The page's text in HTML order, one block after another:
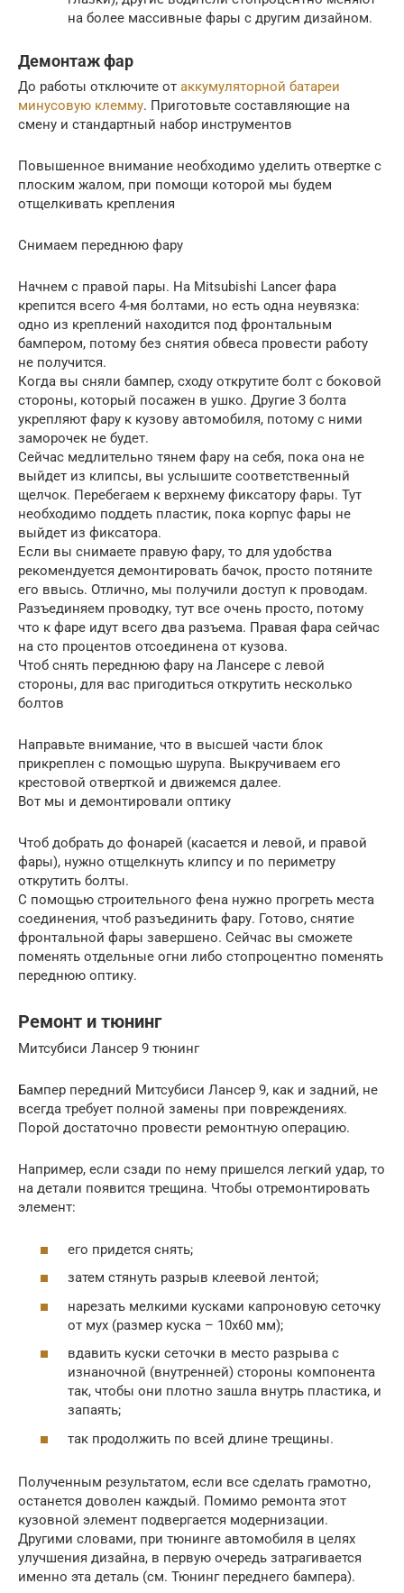
на более массивные фары с другим дизайном.
Демонтаж фар
До работы отключите от аккумуляторной батареи
минусовую клемму. Приготовьте составляющие на
смену и стандартный набор инструментов
Повышенное внимание необходимо уделить отвертке с
плоским жалом, при помощи которой мы будем
отщелкивать крепления
Снимаем переднюю фару
Начнем с правой пары. На Mitsubishi Lancer фара
крепится всего 4-мя болтами, но есть одна неувязка:
одно из креплений находится под фронтальным
бампером, потому без снятия обвеса провести работу
не получится.
Когда вы сняли бампер, сходу открутите болт с боковой
стороны, который посажен в ушко. Другие 3 болта
укрепляют фару к кузову автомобиля, потому с ними
заморочек не будет.
Сейчас медлительно тянем фару на себя, пока она не
выйдет из клипсы, вы услышите соответственный
щелчок. Перебегаем к верхнему фиксатору фары. Тут
необходимо поддеть пластик, пока корпус фары не
выйдет из фиксатора.
Если вы снимаете правую фару, то для удобства
рекомендуется демонтировать бачок, просто потяните
его ввысь. Отлично, мы получили доступ к проводам.
Разъединяем проводку, тут все очень просто, потому
что к фаре идут всего два разъема. Правая фара сейчас
на сто процентов отсоединена от кузова.
Чтоб снять переднюю фару на Лансере с левой
стороны, для вас пригодиться открутить несколько
болтов
Направьте внимание, что в высшей части блок
прикреплен с помощью шурупа. Выкручиваем его
крестовой отверткой и движемся далее.
Вот мы и демонтировали оптику
Чтоб добрать до фонарей (касается и левой, и правой
фары), нужно отщелкнуть клипсу и по периметру
открутить болты.
С помощью строительного фена нужно прогреть места
соединения, чтоб разъединить фару. Готово, снятие
фронтальной фары завершено. Сейчас вы сможете
поменять отдельные огни либо стопроцентно поменять
переднюю оптику.
Ремонт и тюнинг
Митсубиси Лансер 9 тюнинг
Бампер передний Митсубиси Лансер 9, как и задний, не
всегда требует полной замены при повреждениях.
Порой достаточно провести ремонтную операцию.
Например, если сзади по нему пришелся легкий удар, то
на детали появится трещина. Чтобы отремонтировать
элемент:
его придется снять;
затем стянуть разрыв клеевой лентой;
нарезать мелкими кусками капроновую сеточку
от мух (размер куска – 10х60 мм);
вдавить куски сеточки в место разрыва с
изнаночной (внутренней) стороны компонента
так, чтобы они плотно зашла внутрь пластика, и
запаять;
так продолжить по всей длине трещины.
Полученным результатом, если все сделать грамотно,
останется доволен каждый. Помимо ремонта этот
кузовной элемент подвергается модернизации.
Другими словами, при тюнинге автомобиля в целях
улучшения дизайна, в первую очередь затрагивается
именно эта деталь (см. Тюнинг переднего бампера).